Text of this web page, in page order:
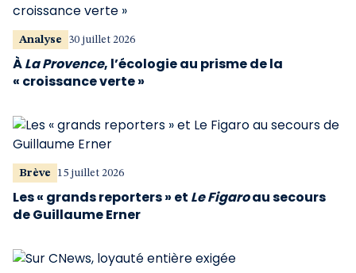
Analyse 30 juillet 2026
ÀLa Provence, l’écologie au prisme de la
« croissance verte »
Brève 15 juillet 2026
Les « grands reporters » et Le Figaroau secours
de Guillaume Erner